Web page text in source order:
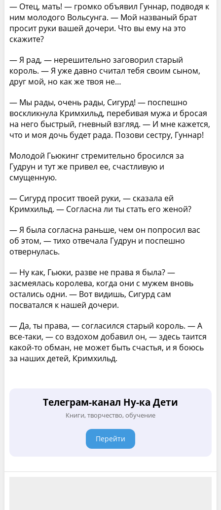
— Отец, мать! — громко объявил Гуннар, подводя к
ним молодого Вольсунга. — Мой названый брат
просит руки вашей дочери. Что вы ему на это
скажите?
— Я рад, — нерешительно заговорил старый
король. — Я уже давно считал тебя своим сыном,
друг мой, но как же твоя не…
— Мы рады, очень рады, Сигурд! — поспешно
воскликнула Кримхильд, перебивая мужа и бросая
на него быстрый, гневный взгляд. — И мне кажется,
что и моя дочь будет рада. Позови сестру, Гуннар!
Молодой Гьюкинг стремительно бросился за
Гудрун и тут же привел ее, счастливую и
смущенную.
— Сигурд просит твоей руки, — сказала ей
Кримхильд. — Согласна ли ты стать его женой?
— Я была согласна раньше, чем он попросил вас
об этом, — тихо отвечала Гудрун и поспешно
отвернулась.
— Ну как, Гьюки, разве не права я была? —
засмеялась королева, когда они с мужем вновь
остались одни. — Вот видишь, Сигурд сам
посватался к нашей дочери.
— Да, ты права, — согласился старый король. — А
все-таки, — со вздохом добавил он, — здесь таится
какой-то обман, не может быть счастья, и я боюсь
за наших детей, Кримхильд.
Телеграм-канал Ну-ка Дети
Книги, творчество, обучение
Перейти